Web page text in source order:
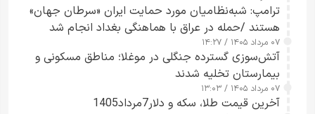
ترامپ: شبه‌نظامیان مورد حمایت ایران «سرطان جهان»
هستند /حمله در عراق با هماهنگی بغداد انجام شد
۰۷ مرداد ۱۴۰۵ / ۱۴:۲۷
آتش‌سوزی گسترده جنگلی در موغلا؛ مناطق مسکونی و
بیمارستان تخلیه شدند
۰۷ مرداد ۱۴۰۵ / ۱۳:۰۳
آخرین قیمت طلا، سکه و دلار7مرداد1405